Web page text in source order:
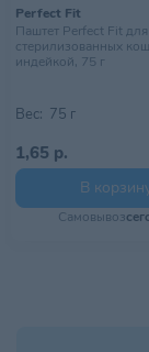
Perfect Fit
Паштет Perfect Fit для
стерилизованных
индейкой, 75 г
Вес: 75 г
1,65 р.
В
Самовывоз